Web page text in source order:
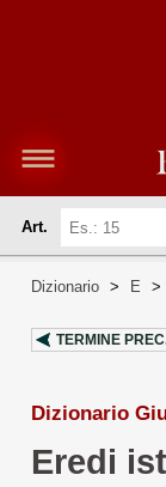
Art.
Dizionario > E >
TERMINE
Dizionario
Eredi